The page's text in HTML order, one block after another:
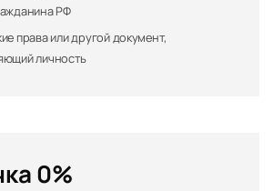
РФ
права или другой документ,
личность
0%